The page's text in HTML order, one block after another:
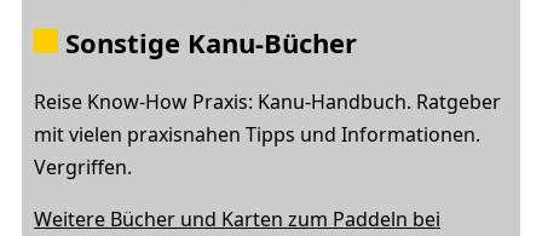
Sonstige Kanu-Bücher
Reise Know-How Praxis: Kanu-Handbuch. Ratgeber
mit vielen praxisnahen Tipps und Informationen.
Vergriffen.
Weitere Bücher und Karten zum Paddeln bei